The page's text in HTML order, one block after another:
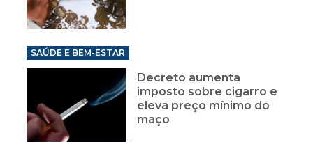
SAÚDE E BEM-ESTAR
Decreto aumenta
imposto sobre cigarro e
eleva preço mínimo do
maço